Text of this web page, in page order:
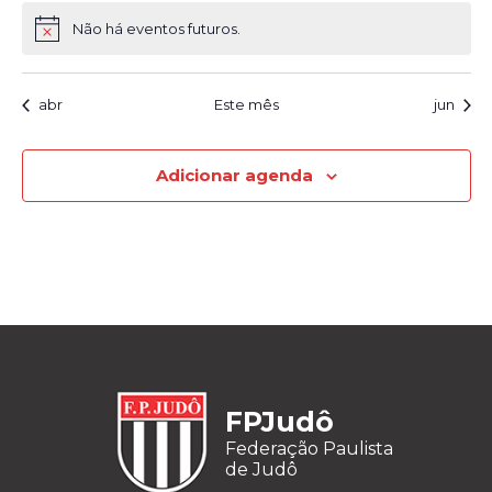
Não há eventos futuros.
abr Este mês jun
Adicionar agenda
FPJudô
Federação Paulista
de Judô